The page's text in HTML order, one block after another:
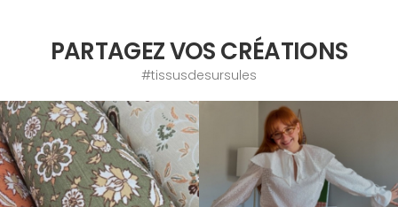
PARTAGEZ VOS CRÉATIONS
#tissusdesursules